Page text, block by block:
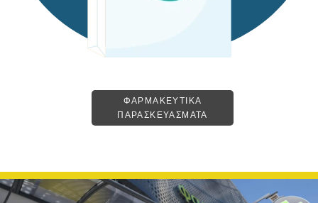
ΦΑΡΜΑΚΕΥΤΙΚΑ
ΠΑΡΑΣΚΕΥΑΣΜΑΤΑ